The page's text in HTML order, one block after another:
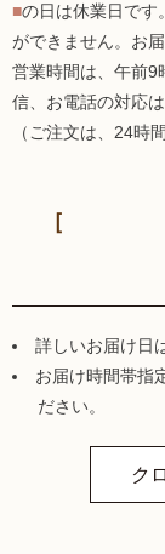
■の日は休業日です。
ができません。お
営業時間は、午前9
信、お電話の対応
（ご注文は、24時
詳しいお届け日
お届け時間帯指
ださい。
ク